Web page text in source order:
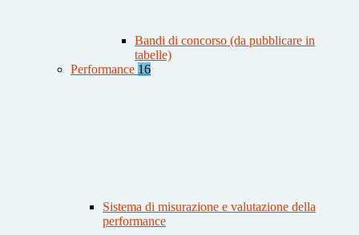
Bandi di concorso (da pubblicare in
tabelle)
Performance 16
Sistema di misurazione e valutazione della
performance